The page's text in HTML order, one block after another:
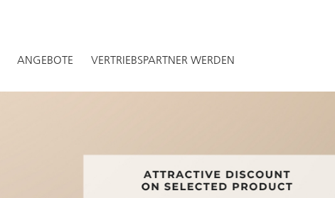
ANGEBOTE VERTRIEBSPARTNER WERDEN